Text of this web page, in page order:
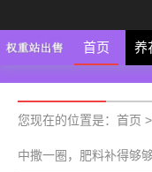
首页 养
您现在的位置是： 首页 >
中撒一圈，肥料补得够